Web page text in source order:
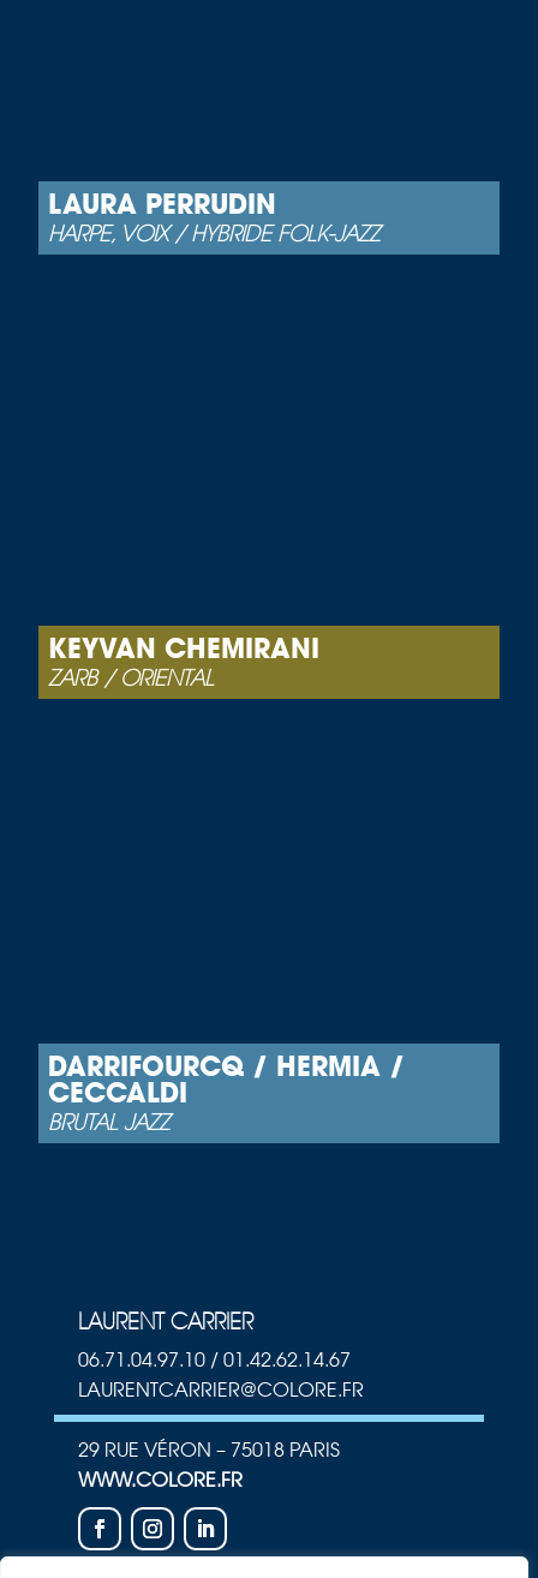
LAURA PERRUDIN
HARPE, VOIX / HYBRIDE FOLK-JAZZ
KEYVAN CHEMIRANI
ZARB / ORIENTAL
DARRIFOURCQ / HERMIA /
CECCALDI
BRUTAL JAZZ
LAURENT CARRIER
06.71.04.97.10 / 01.42.62.14.67
LAURENTCARRIER@COLORE.FR
29 RUE VÉRON – 75018 PARIS
WWW.COLORE.FR